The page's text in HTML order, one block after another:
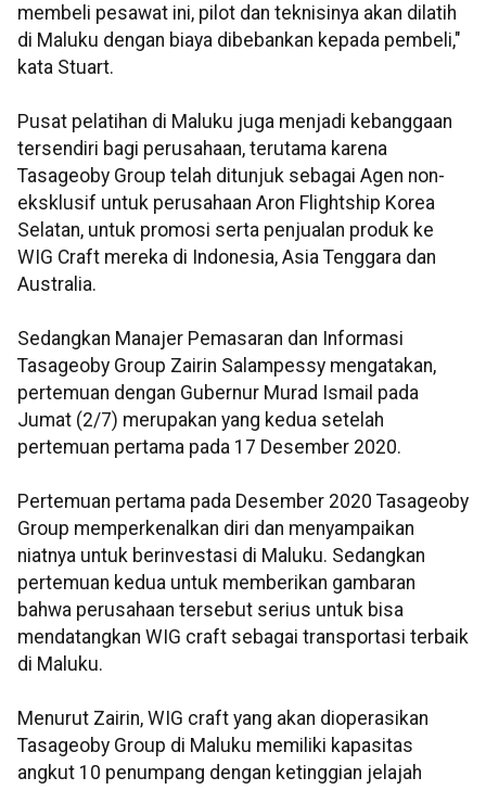
membeli pesawat ini, pilot dan teknisinya akan dilatih
di Maluku dengan biaya dibebankan kepada pembeli,"
kata Stuart.
Pusat pelatihan di Maluku juga menjadi kebanggaan
tersendiri bagi perusahaan, terutama karena
Tasageoby Group telah ditunjuk sebagai Agen non-
eksklusif untuk perusahaan Aron Flightship Korea
Selatan, untuk promosi serta penjualan produk ke
WIG Craft mereka di Indonesia, Asia Tenggara dan
Australia.
Sedangkan Manajer Pemasaran dan Informasi
Tasageoby Group Zairin Salampessy mengatakan,
pertemuan dengan Gubernur Murad Ismail pada
Jumat (2/7) merupakan yang kedua setelah
pertemuan pertama pada 17 Desember 2020.
Pertemuan pertama pada Desember 2020 Tasageoby
Group memperkenalkan diri dan menyampaikan
niatnya untuk berinvestasi di Maluku. Sedangkan
pertemuan kedua untuk memberikan gambaran
bahwa perusahaan tersebut serius untuk bisa
mendatangkan WIG craft sebagai transportasi terbaik
di Maluku.
Menurut Zairin, WIG craft yang akan dioperasikan
Tasageoby Group di Maluku memiliki kapasitas
angkut 10 penumpang dengan ketinggian jelajah